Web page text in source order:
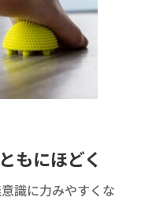
もにほどく
識に力みやすくな